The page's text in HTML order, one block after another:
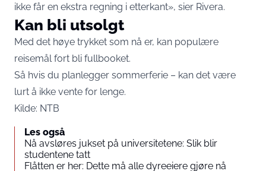
ikke får en ekstra regning i etterkant», sier Rivera.
Kan bli utsolgt
Med det høye trykket som nå er, kan populære
reisemål fort bli fullbooket.
Så hvis du planlegger sommerferie – kan det være
lurt å ikke vente for lenge.
Kilde: NTB
Les også
Nå avsløres jukset på universitetene: Slik blir
studentene tatt
Flåtten er her: Dette må alle dyreeiere gjøre nå